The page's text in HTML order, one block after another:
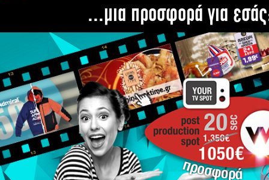
...μια προσφορά για